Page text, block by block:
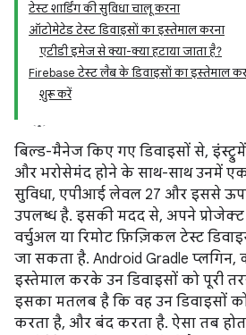
टेस्ट शार्डिंग की सुविधा चालू करना
ऑटोमेटेड टेस्ट डिवाइसों का इस्तेमाल करना
एटीडी इमेज से क्या-क्या हटाया जाता है?
Firebase टेस्ट लैब के डिवाइसों का इस्तेमाल
शुरू करें
बिल्ड-मैनेज किए गए डिवाइसों से,
और भरोसेमंद होने के साथ-साथ उनमें
सुविधा, एपीआई लेवल 27 और इससे
उपलब्ध है. इसकी मदद से, अपने
वर्चुअल या रिमोट फ़िज़िकल टेस्ट
जा सकता है. Android Gradle प्लगिन,
इस्तेमाल करके उन डिवाइसों को पूरी
इसका मतलब है कि वह उन डिवाइसों को
करता है, और बंद करता है. ऐसा तब